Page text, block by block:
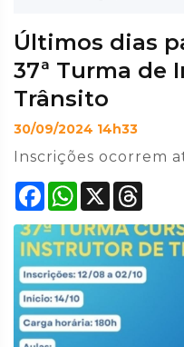
Últimos dias
37ª Turma de
Trânsito
30/09/2024 14h33
Inscrições ocorrem
Facebook
WhatsApp
X Threads